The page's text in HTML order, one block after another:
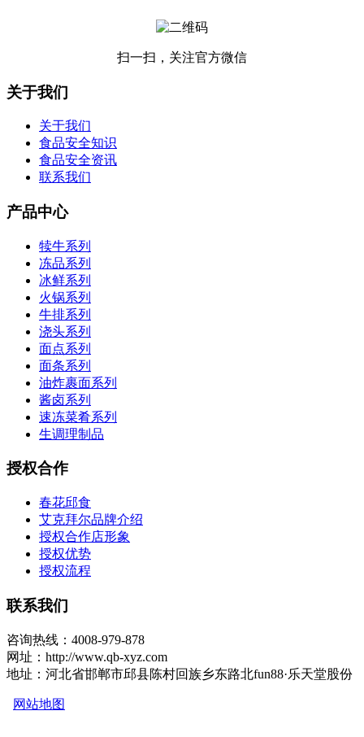
扫一扫，关注官方微信
关于我们
关于我们
食品安全知识
食品安全资讯
联系我们
产品中心
犊牛系列
冻品系列
冰鲜系列
火锅系列
牛排系列
浇头系列
面点系列
面条系列
油炸裹面系列
酱卤系列
速冻菜肴系列
生调理制品
授权合作
春花邱食
艾克拜尔品牌介绍
授权合作店形象
授权优势
授权流程
联系我们
咨询热线：4008-979-878
网址：http://www.qb-xyz.com
地址：河北省邯郸市邱县陈村回族乡东路北fun88·乐天堂股份
网站地图